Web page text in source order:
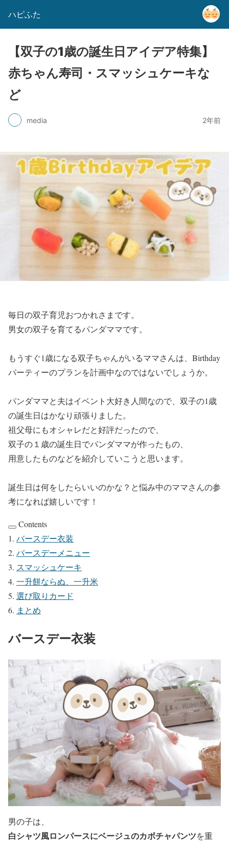
ハピふた
【双子の1歳の誕生日アイデア特集】
赤ちゃん寿司・スマッシュケーキな
ど
media 2年前
毎日の双子育児おつかれさまです。
男女の双子を育てるパンダママです。
もうすぐ1歳になる双子ちゃんがいるママさんは、 Birthday
パーティーのプランを計画中なのではないでしょうか。
パンダママと夫はイベント大好き人間なので、双子の1歳
の誕生日はかなり頑張りました。
祖父母にもオシャレだと好評だったので、
双子の１歳の誕生日でパンダママが作ったもの
用意したものなどを紹介していこうと思います。
誕生日は何をしたらいいのかな？と悩み中のママさんの参
考になれば嬉しいです！
Contents
バースデー衣装
バースデーメニュー
スマッシュケーキ
一升餅ならぬ、一升米
選び取りカード
まとめ
バースデー衣装
男の子は、
白シャツ風ロンパースにベージュのカボチャパンツを重